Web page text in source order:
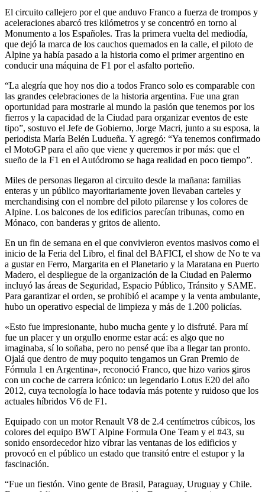
El circuito callejero por el que anduvo Franco a fuerza de trompos y
aceleraciones abarcó tres kilómetros y se concentró en torno al
Monumento a los Españoles. Tras la primera vuelta del mediodía,
que dejó la marca de los cauchos quemados en la calle, el piloto de
Alpine ya había pasado a la historia como el primer argentino en
conducir una máquina de F1 por el asfalto porteño.
“La alegría que hoy nos dio a todos Franco solo es comparable con
las grandes celebraciones de la historia argentina. Fue una gran
oportunidad para mostrarle al mundo la pasión que tenemos por los
fierros y la capacidad de la Ciudad para organizar eventos de este
tipo”, sostuvo el Jefe de Gobierno, Jorge Macri, junto a su esposa, la
periodista María Belén Ludueña. Y agregó: “Ya tenemos confirmado
el MotoGP para el año que viene y queremos ir por más: que el
sueño de la F1 en el Autódromo se haga realidad en poco tiempo”.
Miles de personas llegaron al circuito desde la mañana: familias
enteras y un público mayoritariamente joven llevaban carteles y
merchandising con el nombre del piloto pilarense y los colores de
Alpine. Los balcones de los edificios parecían tribunas, como en
Mónaco, con banderas y gritos de aliento.
En un fin de semana en el que convivieron eventos masivos como el
inicio de la Feria del Libro, el final del BAFICI, el show de No te va
a gustar en Ferro, Margarita en el Planetario y la Maratana en Puerto
Madero, el despliegue de la organización de la Ciudad en Palermo
incluyó las áreas de Seguridad, Espacio Público, Tránsito y SAME.
Para garantizar el orden, se prohibió el acampe y la venta ambulante,
hubo un operativo especial de limpieza y más de 1.200 policías.
«Esto fue impresionante, hubo mucha gente y lo disfruté. Para mí
fue un placer y un orgullo enorme estar acá: es algo que no
imaginaba, sí lo soñaba, pero no pensé que iba a llegar tan pronto.
Ojalá que dentro de muy poquito tengamos un Gran Premio de
Fórmula 1 en Argentina», reconoció Franco, que hizo varios giros
con un coche de carrera icónico: un legendario Lotus E20 del año
2012, cuya tecnología lo hace todavía más potente y ruidoso que los
actuales híbridos V6 de F1.
Equipado con un motor Renault V8 de 2.4 centímetros cúbicos, los
colores del equipo BWT Alpine Formula One Team y el #43, su
sonido ensordecedor hizo vibrar las ventanas de los edificios y
provocó en el público un estado que transitó entre el estupor y la
fascinación.
“Fue un fiestón. Vino gente de Brasil, Paraguay, Uruguay y Chile.